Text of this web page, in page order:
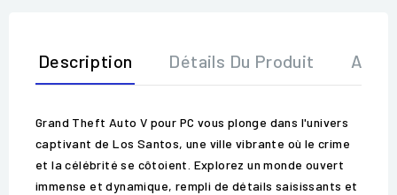
Description Détails Du Produit Avis
Grand Theft Auto V pour PC vous plonge dans l'univers
captivant de Los Santos, une ville vibrante où le crime
et la célébrité se côtoient. Explorez un monde ouvert
immense et dynamique, rempli de détails saisissants et